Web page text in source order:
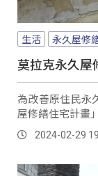
生活 永久屋修
莫拉克永久屋
為改善原住民永
屋修繕住宅計畫
2024-02-29